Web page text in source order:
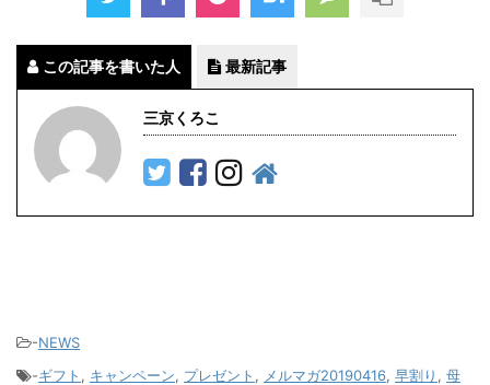
この記事を書いた人 最新記事
三京くろこ
-NEWS
-ギフト , キャンペーン, プレゼント , メルマガ20190416, 早割り , 母